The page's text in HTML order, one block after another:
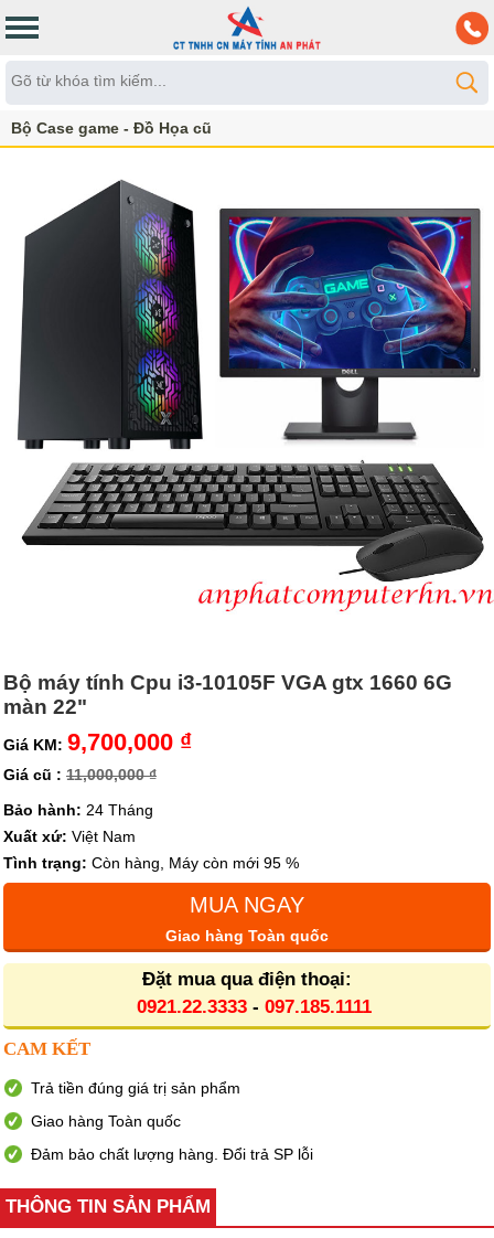
Bộ Case game - Đồ Họa cũ
Bộ máy tính Cpu i3-10105F VGA gtx 1660 6G
màn 22"
Giá KM: 9,700,000 ₫
Giá cũ : 11,000,000 ₫
Bảo hành: 24 Tháng
Xuất xứ: Việt Nam
Tình trạng: Còn hàng, Máy còn mới 95 %
MUA NGAY
Giao hàng Toàn quốc
Đặt mua qua điện thoại:
0921.22.3333 - 097.185.1111
CAM KẾT
Trả tiền đúng giá trị sản phẩm
Giao hàng Toàn quốc
Đảm bảo chất lượng hàng. Đổi trả SP lỗi
THÔNG TIN SẢN PHẨM